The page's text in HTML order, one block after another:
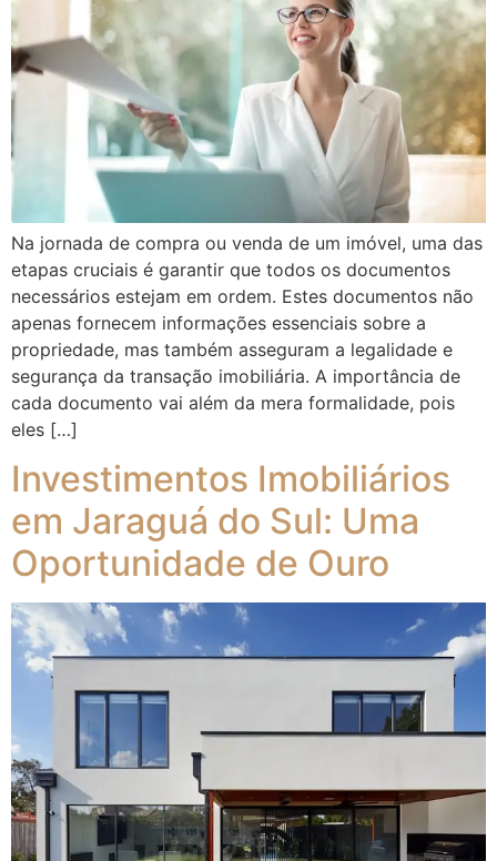
Na jornada de compra ou venda de um imóvel, uma das
etapas cruciais é garantir que todos os documentos
necessários estejam em ordem. Estes documentos não
apenas fornecem informações essenciais sobre a
propriedade, mas também asseguram a legalidade e
segurança da transação imobiliária. A importância de
cada documento vai além da mera formalidade, pois
eles […]
Investimentos Imobiliários
em Jaraguá do Sul: Uma
Oportunidade de Ouro